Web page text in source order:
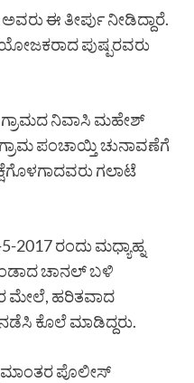
ಈ ತೀರ್ಪು ನೀಡಿದ್ದಾರೆ.
ಪುಷ್ಪರವರು
ಗ್ರಾಮದ ನಿವಾಸಿ ಮಹೇಶ್
ಪಂಚಾಯ್ತಿ ಚುನಾವಣೆಗೆ
ಗಲಾಟೆ
2017 ರಂದು ಮಧ್ಯಾಹ್ನ
ಚಾನಲ್ ಬಳಿ
ಮೇಲೆ, ಹರಿತವಾದ
ಕೊಲೆ ಮಾಡಿದ್ದರು.
ಪೊಲೀಸ್